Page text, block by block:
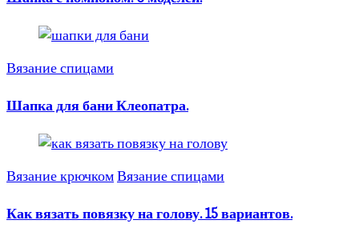
Вязание спицами
Шапка для бани Клеопатра.
Вязание крючкомВязание спицами
Как вязать повязку на голову. 15 вариантов.